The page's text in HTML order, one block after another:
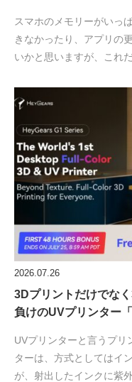
スマホのメモリーがいっ
きなかったり、アプリの
いかと思いますが、これ
2026.07.26
3Dプリントだけでな
負けのUVプリンター
UVプリンターと言うプリ
ターは、方式としてはイ
が、射出したインクに紫